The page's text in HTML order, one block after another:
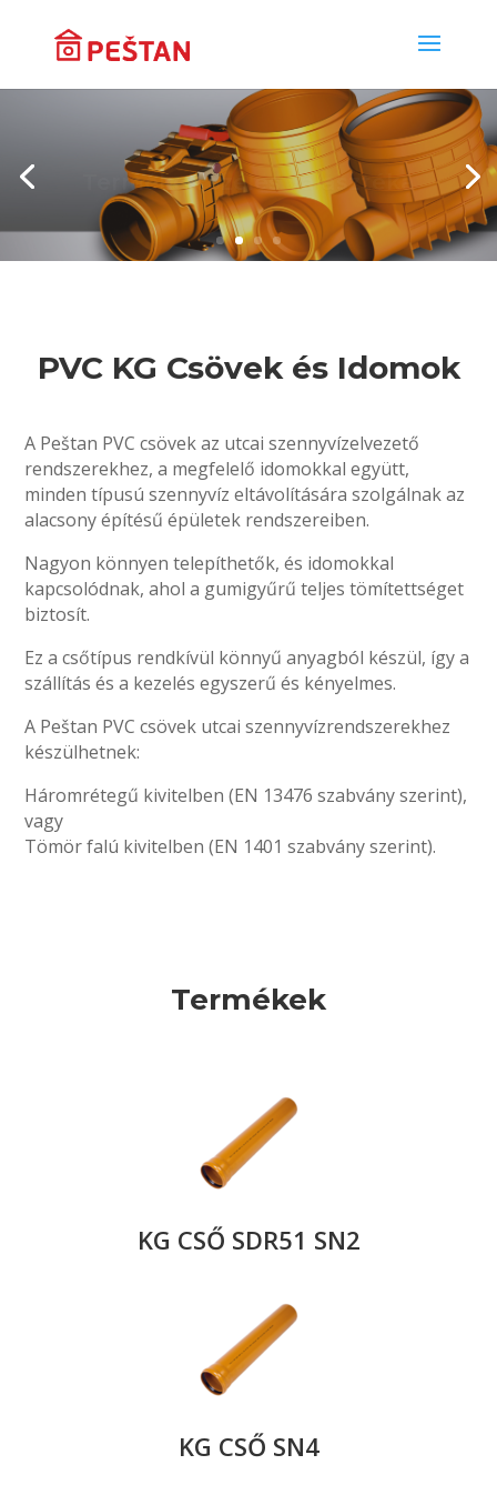
Termékek széles választéka
PVC KG Csövek és Idomok
A Peštan PVC csövek az utcai szennyvízelvezető
rendszerekhez, a megfelelő idomokkal együtt,
minden típusú szennyvíz eltávolítására szolgálnak az
alacsony építésű épületek rendszereiben.
Nagyon könnyen telepíthetők, és idomokkal
kapcsolódnak, ahol a gumigyűrű teljes tömítettséget
biztosít.
Ez a csőtípus rendkívül könnyű anyagból készül, így a
szállítás és a kezelés egyszerű és kényelmes.
A Peštan PVC csövek utcai szennyvízrendszerekhez
készülhetnek:
Háromrétegű kivitelben (EN 13476 szabvány szerint),
vagy
Tömör falú kivitelben (EN 1401 szabvány szerint).
Termékek
KG CSŐ SDR51 SN2
KG CSŐ SN4